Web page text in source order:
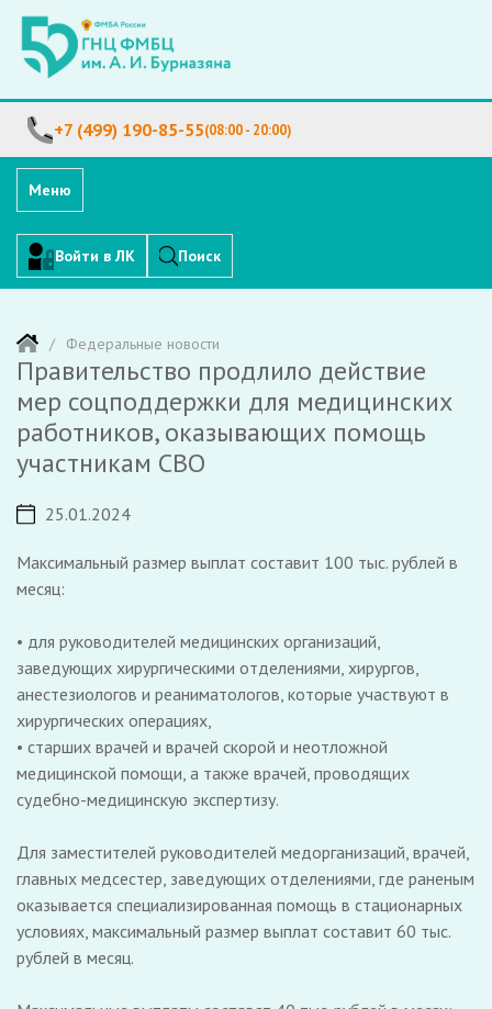
+7 (499) 190-85-55(08:00 - 20:00)
Меню
Войти в ЛК Поиск
Федеральные новости
Правительство продлило действие
мер соцподдержки для медицинских
работников, оказывающих помощь
участникам СВО
25.01.2024
Максимальный размер выплат составит 100 тыс. рублей в
месяц:
• для руководителей медицинских организаций,
заведующих хирургическими отделениями, хирургов,
анестезиологов и реаниматологов, которые участвуют в
хирургических операциях,
• старших врачей и врачей скорой и неотложной
медицинской помощи, а также врачей, проводящих
судебно-медицинскую экспертизу.
Для заместителей руководителей медорганизаций, врачей,
главных медсестер, заведующих отделениями, где раненым
оказывается специализированная помощь в стационарных
условиях, максимальный размер выплат составит 60 тыс.
рублей в месяц.